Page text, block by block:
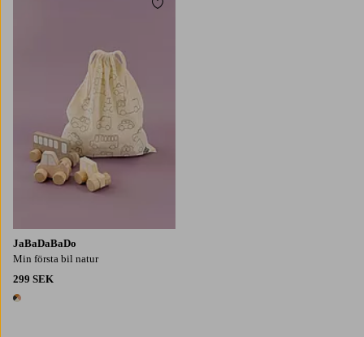
JaBaDaBaDo
Min första bil natur
299 SEK
1 färg
Lägg till i favoriter